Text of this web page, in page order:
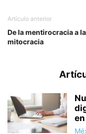
Artículo anterior
De la mentirocracia a la
mitocracia